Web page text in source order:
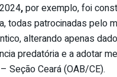
,por exemplo, foi
todas patrocinadas
alterando apenas
predatória e a adotar
Seção Ceará (OAB/CE).